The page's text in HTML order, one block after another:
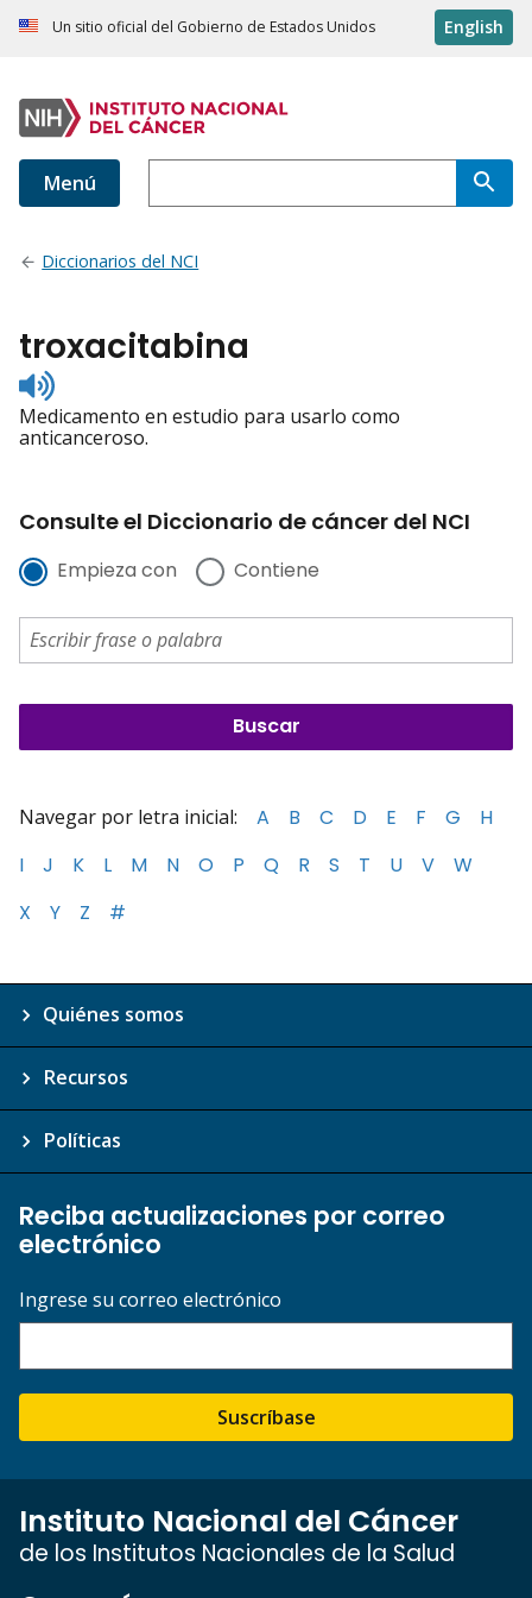
Un sitio oficial del Gobierno de Estados Unidos English
Menú
Diccionarios del NCI
troxacitabina
Listen
to
pronunciation
Medicamento en estudio para usarlo como
anticanceroso.
Consulte el Diccionario de cáncer del NCI
Empieza con Contiene
Navegar por letra inicial: A B C D E F G
H
I
J K L M N O P Q R S T U V
W
X
Y Z #
Quiénes somos
Recursos
Políticas
Reciba actualizaciones por correo
electrónico
Ingrese su correo electrónico
Suscríbase
Instituto Nacional del Cáncer
de los Institutos Nacionales de la Salud